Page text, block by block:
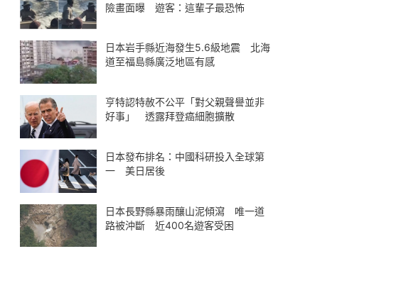
險畫面曝 遊客：這輩子最恐怖
日本岩手縣近海發生5.6級地震 北海
道至福島縣廣泛地區有感
亨特認特赦不公平「對父親聲譽並非
好事」 透露拜登癌細胞擴散
日本發布排名：中國科研投入全球第
一 美日居後
日本長野縣暴雨釀山泥傾瀉 唯一道
路被沖斷 近400名遊客受困